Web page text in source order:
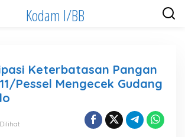
Kodam I/BB
Keterbatasan Pangan
Pessel Mengecek Gudang